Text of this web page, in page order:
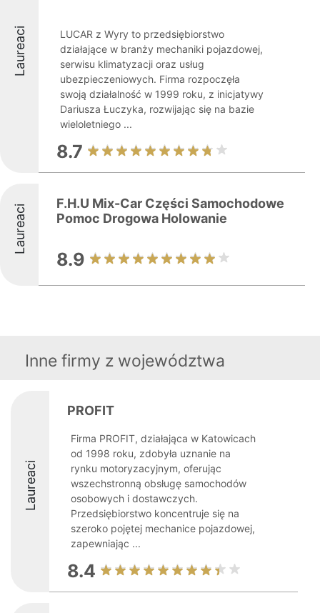
Laureaci
LUCAR z Wyry to przedsiębiorstwo
działające w branży mechaniki pojazdowej,
serwisu klimatyzacji oraz usług
ubezpieczeniowych. Firma rozpoczęła
swoją działalność w 1999 roku, z inicjatywy
Dariusza Łuczyka, rozwijając się na bazie
wieloletniego ...
8.7
Laureaci
F.H.U Mix-Car Części Samochodowe
Pomoc Drogowa Holowanie
8.9
Inne firmy z województwa
Laureaci
PROFIT
Firma PROFIT, działająca w Katowicach
od 1998 roku, zdobyła uznanie na
rynku motoryzacyjnym, oferując
wszechstronną obsługę samochodów
osobowych i dostawczych.
Przedsiębiorstwo koncentruje się na
szeroko pojętej mechanice pojazdowej,
zapewniając ...
8.4